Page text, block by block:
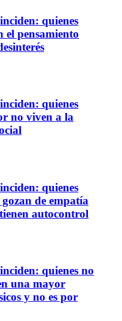
quienes
el pensamiento
quienes
no viven a la
quienes
de empatía
autocontrol
quienes no
una mayor
y no es por